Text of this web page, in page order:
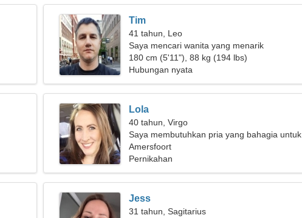
Tim
41 tahun, Leo
Saya mencari wanita yang menarik
180 cm (5'11"), 88 kg (194 lbs)
Hubungan nyata
Lola
40 tahun, Virgo
Saya membutuhkan pria yang bahagia untuk
sebuah keluarga
Amersfoort
Pernikahan
Jess
31 tahun, Sagitarius